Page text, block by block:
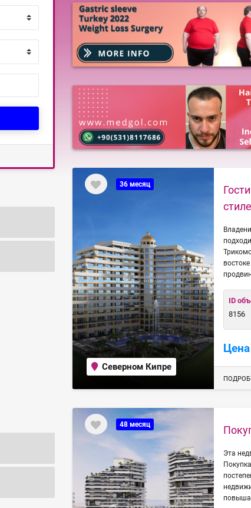
36 месяц
Северном Кипре
ID
8156
48 месяц
Эта